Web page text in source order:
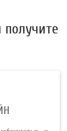
получите